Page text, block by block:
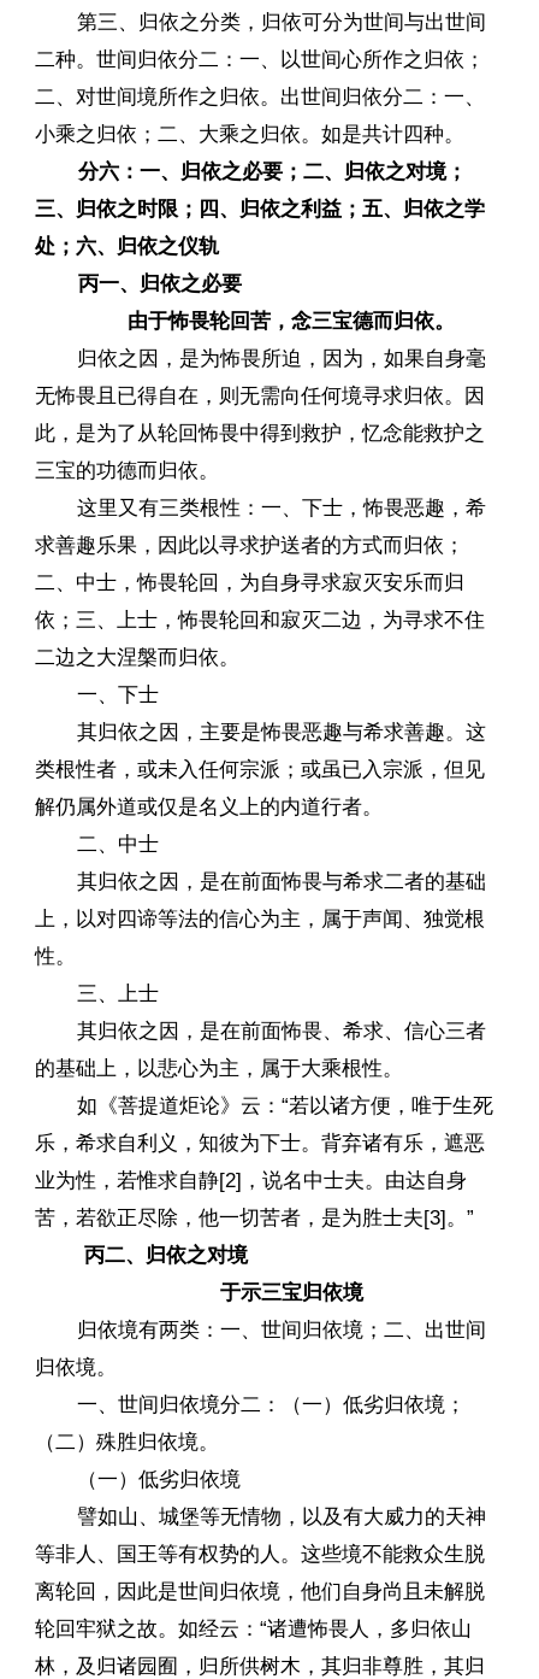
第三、归依之分类，归依可分为世间与出世间
二种。世间归依分二：一、以世间心所作之归依；
二、对世间境所作之归依。出世间归依分二：一、
小乘之归依；二、大乘之归依。如是共计四种。
分六：一、归依之必要；二、归依之对境；
三、归依之时限；四、归依之利益；五、归依之学
处；六、归依之仪轨
丙一、归依之必要
由于怖畏轮回苦，念三宝德而归依。
归依之因，是为怖畏所迫，因为，如果自身毫
无怖畏且已得自在，则无需向任何境寻求归依。因
此，是为了从轮回怖畏中得到救护，忆念能救护之
三宝的功德而归依。
这里又有三类根性：一、下士，怖畏恶趣，希
求善趣乐果，因此以寻求护送者的方式而归依；
二、中士，怖畏轮回，为自身寻求寂灭安乐而归
依；三、上士，怖畏轮回和寂灭二边，为寻求不住
二边之大涅槃而归依。
一、下士
其归依之因，主要是怖畏恶趣与希求善趣。这
类根性者，或未入任何宗派；或虽已入宗派，但见
解仍属外道或仅是名义上的内道行者。
二、中士
其归依之因，是在前面怖畏与希求二者的基础
上，以对四谛等法的信心为主，属于声闻、独觉根
性。
三、上士
其归依之因，是在前面怖畏、希求、信心三者
的基础上，以悲心为主，属于大乘根性。
如《菩提道炬论》云：“若以诸方便，唯于生死
乐，希求自利义，知彼为下士。背弃诸有乐，遮恶
业为性，若惟求自静[2]，说名中士夫。由达自身
苦，若欲正尽除，他一切苦者，是为胜士夫[3]。”
丙二、归依之对境
于示三宝归依境
归依境有两类：一、世间归依境；二、出世间
归依境。
一、世间归依境分二：（一）低劣归依境；
（二）殊胜归依境。
（一）低劣归依境
譬如山、城堡等无情物，以及有大威力的天神
等非人、国王等有权势的人。这些境不能救众生脱
离轮回，因此是世间归依境，他们自身尚且未解脱
轮回牢狱之故。如经云：“诸遭怖畏人，多归依山
林，及归诸园囿，归所供树木，其归非尊胜，其归